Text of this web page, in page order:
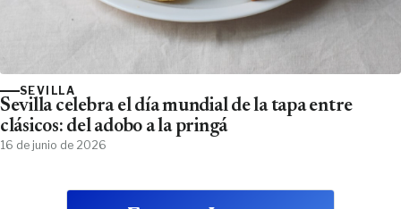
SEVILLA
Sevilla celebra el día mundial de la tapa entre
clásicos: del adobo a la pringá
16 de junio de 2026